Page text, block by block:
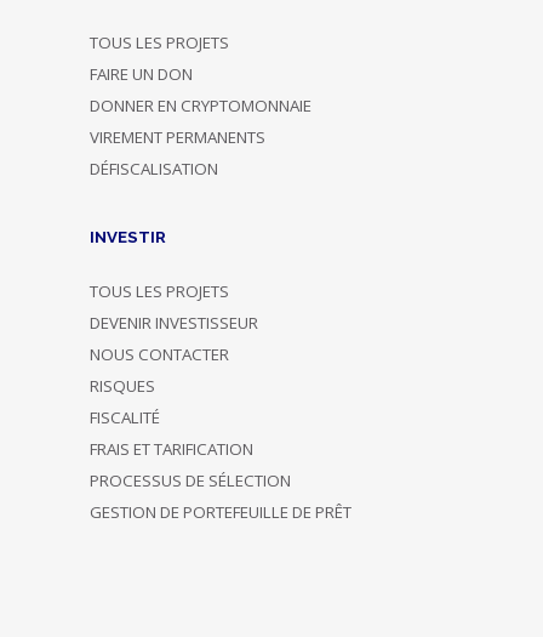
TOUS LES PROJETS
FAIRE UN DON
DONNER EN CRYPTOMONNAIE
VIREMENT PERMANENTS
DÉFISCALISATION
INVESTIR
TOUS LES PROJETS
DEVENIR INVESTISSEUR
NOUS CONTACTER
RISQUES
FISCALITÉ
FRAIS ET TARIFICATION
PROCESSUS DE SÉLECTION
GESTION DE PORTEFEUILLE DE PRÊT